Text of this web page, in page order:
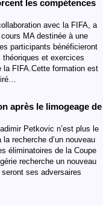
les compétences
avec la FIFA, a
MA destinée à une
participants bénéficieront
théoriques et exercices
la FIFA.Cette formation est
après le limogeage de
Petkovic n’est plus le
recherche d’un nouveau
éliminatoires de la Coupe
recherche un nouveau
ses adversaires